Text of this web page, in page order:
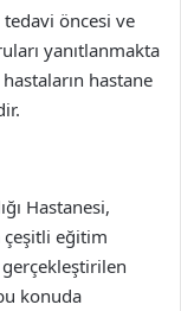
tedavi öncesi ve
yanıtlanmakta
hastane
Hastanesi,
çeşitli eğitim
konuda